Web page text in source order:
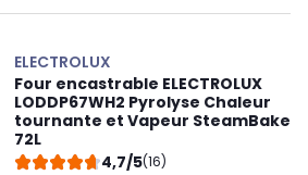
ELECTROLUX
Four encastrable ELECTROLUX
LODDP67WH2 Pyrolyse Chaleur
tournante et Vapeur SteamBake
72L
4,7/5(16)